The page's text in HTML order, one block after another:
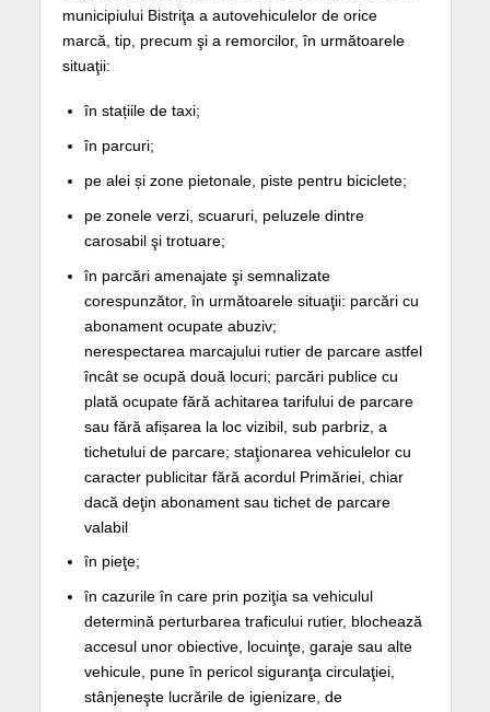
municipiului Bistriţa a autovehiculelor de orice
marcă, tip, precum şi a remorcilor, în următoarele
situaţii:
în stațiile de taxi;
în parcuri;
pe alei și zone pietonale, piste pentru biciclete;
pe zonele verzi, scuaruri, peluzele dintre
carosabil şi trotuare;
în parcări amenajate şi semnalizate
corespunzător, în următoarele situaţii: parcări cu
abonament ocupate abuziv;
nerespectarea marcajului rutier de parcare astfel
încât se ocupă două locuri; parcări publice cu
plată ocupate fără achitarea tarifului de parcare
sau fără afișarea la loc vizibil, sub parbriz, a
tichetului de parcare; staţionarea vehiculelor cu
caracter publicitar fără acordul Primăriei, chiar
dacă deţin abonament sau tichet de parcare
valabil
în pieţe;
în cazurile în care prin poziţia sa vehiculul
determină perturbarea traficului rutier, blochează
accesul unor obiective, locuinţe, garaje sau alte
vehicule, pune în pericol siguranţa circulaţiei,
stânjeneşte lucrările de igienizare, de